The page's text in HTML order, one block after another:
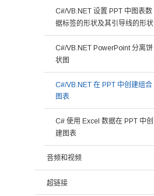
C#/VB.NET 设置 PPT 中图表数
据标签的形状及其引导线的形状
C#/VB.NET PowerPoint 分离饼
状图
C#/VB.NET 在 PPT 中创建组合
图表
C# 使用 Excel 数据在 PPT 中创
建图表
音频和视频
超链接